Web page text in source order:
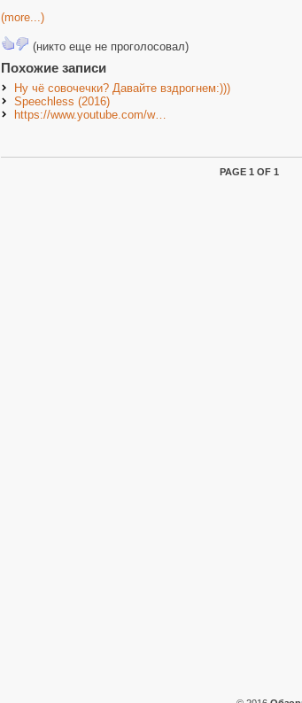
(more...)
(никто еще не проголосовал)
Похожие записи
Ну чё совочечки? Давайте вздрогнем:)))
Speechless (2016)
https://www.youtube.com/w…
PAGE 1 OF 1